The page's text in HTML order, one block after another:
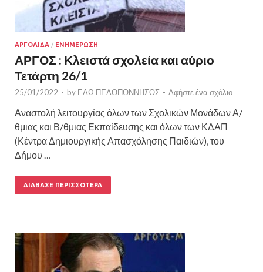
ΑΡΓΟΛΙΔΑ / ΕΝΗΜΕΡΩΣΗ
ΑΡΓΟΣ : Κλειστά σχολεία και αύριο
Τετάρτη 26/1
25/01/2022 - by ΕΔΩ ΠΕΛΟΠΟΝΝΗΣΟΣ - Αφήστε ένα σχόλιο
Αναστολή λειτουργίας όλων των Σχολικών Μονάδων Α/
θμιας και Β/θμιας Εκπαίδευσης και όλων των ΚΔΑΠ
(Κέντρα Δημιουργικής Απασχόλησης Παιδιών), του
Δήμου …
ΔΙΆΒΑΣΕ ΠΕΡΙΣΣΌΤΕΡΑ